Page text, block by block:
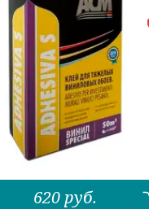
620 руб.